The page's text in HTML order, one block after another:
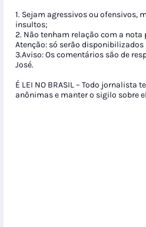
1. Sejam agressivos ou ofensivos,
insultos;
2. Não tenham relação com a nota
Atenção: só serão
3.Aviso: Os comentários são de
José.
É LEI NO BRASIL – Todo
anônimas e manter o sigilo sobre